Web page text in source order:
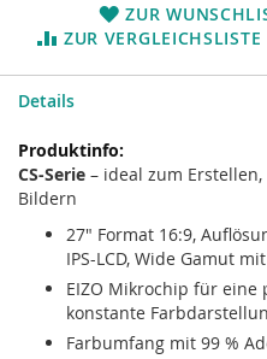
ZUR
ZUR
Details
Mehr
Informationen
CS-Serie – ideal zum
Bildern
27" Format 16:9,
IPS-LCD, Wide Gamut
EIZO Mikrochip für
konstante
Farbumfang mit 99 %